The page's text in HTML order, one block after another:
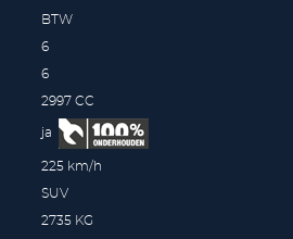
BTW
6
6
2997 CC
ja
225 km/h
SUV
2735 KG